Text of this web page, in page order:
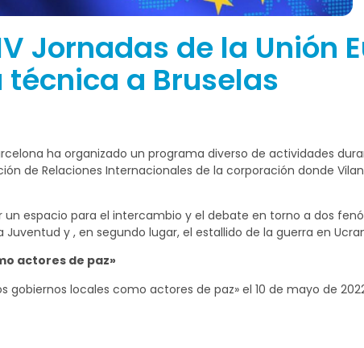
Jornadas de la Unión
a Bruselas
ha organizado un programa diverso de actividades
de Relaciones Internacionales de la corporación donde
espacio para el intercambio y el debate en torno a dos
y , en segundo lugar, el estallido de la guerra en
actores de paz»
gobiernos locales como actores de paz» el 10 de mayo de